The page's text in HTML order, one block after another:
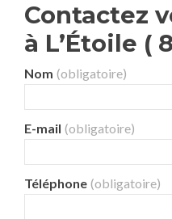
Contactez
à L’Étoile (
Nom (obligatoire)
E-mail (obligatoire)
Téléphone (obligatoire)